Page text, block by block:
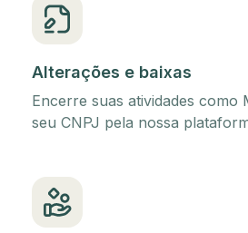
Alterações e baixas
Encerre suas atividades como
seu CNPJ pela nossa